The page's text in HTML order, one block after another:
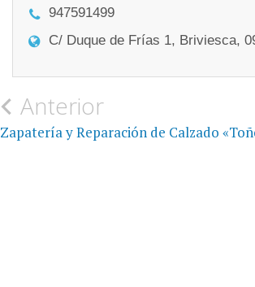
947591499
C/ Duque de Frías 1, Briviesca,
Anterior
Zapatería y Reparación de Calzado